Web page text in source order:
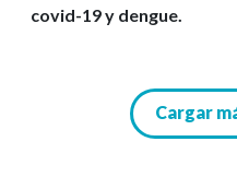
covid-19 y dengue.
Cargar